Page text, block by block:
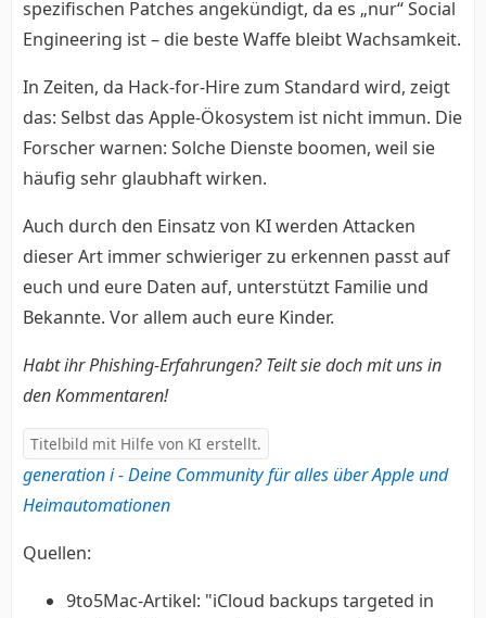
spezifischen Patches angekündigt, da es „nur“ Social
Engineering ist – die beste Waffe bleibt Wachsamkeit.
In Zeiten, da Hack-for-Hire zum Standard wird, zeigt
das: Selbst das Apple-Ökosystem ist nicht immun. Die
Forscher warnen: Solche Dienste boomen, weil sie
häufig sehr glaubhaft wirken.
Auch durch den Einsatz von KI werden Attacken
dieser Art immer schwieriger zu erkennen passt auf
euch und eure Daten auf, unterstützt Familie und
Bekannte. Vor allem auch eure Kinder.
Habt ihr Phishing-Erfahrungen? Teilt sie doch mit uns in
den Kommentaren!
Titelbild mit Hilfe von KI erstellt.
generation i - Deine Community für alles über Apple und
Heimautomationen
Quellen:
9to5Mac-Artikel: "iCloud backups targeted in